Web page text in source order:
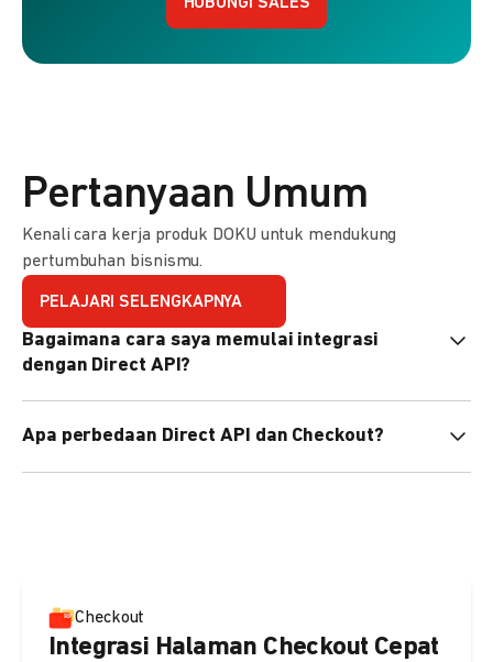
HUBUNGI SALES
Pertanyaan Umum
Kenali cara kerja produk DOKU untuk mendukung
pertumbuhan bisnismu.
PELAJARI SELENGKAPNYA
Bagaimana cara saya memulai integrasi
dengan Direct API?
pemrograman untuk membantu integrasi Anda. Pelajari
Apa perbedaan Direct API dan Checkout?
Checkout
Integrasi Halaman Checkout Cepat